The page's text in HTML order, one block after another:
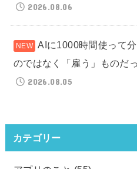
2026.08.06
AIに1000時間使って
のではなく「雇う」ものだ
2026.08.05
カテゴリー